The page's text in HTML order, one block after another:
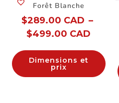
Forêt Blanche
$289.00 CAD –
$499.00 CAD
Dimensions et
prix